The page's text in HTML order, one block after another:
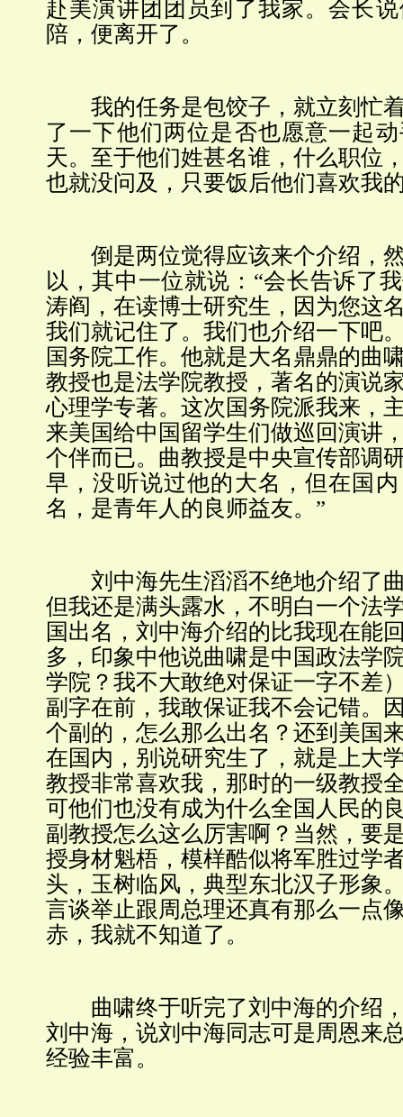
赴美演讲团团员到了我家。会长
陪，便离开了。
我的任务是包饺子，就立刻忙着
了一下他们两位是否也愿意一起
天。至于他们姓甚名谁，什么职位
也就没问及，只要饭后他们喜欢我
倒是两位觉得应该来个介绍，
以，其中一位就说：“会长告诉了
涛阎，在读博士研究生，因为您这
我们就记住了。我们也介绍一下吧
国务院工作。他就是大名鼎鼎的曲
教授也是法学院教授，著名的演说
心理学专著。这次国务院派我来，
来美国给中国留学生们做巡回演讲
个伴而已。曲教授是中央宣传部调
早，没听说过他的大名，但在国
名，是青年人的良师益友。”
刘中海先生滔滔不绝地介绍了曲
但我还是满头露水，不明白一个法
国出名，刘中海介绍的比我现在能
多，印象中他说曲啸是中国政法学
学院？我不大敢绝对保证一字不差
副字在前，我敢保证我不会记错。
个副的，怎么那么出名？还到美国
在国内，别说研究生了，就是上大
教授非常喜欢我，那时的一级教授
可他们也没有成为什么全国人民的
副教授怎么这么厉害啊？当然，要
授身材魁梧，模样酷似将军胜过学
头，玉树临风，典型东北汉子形象
言谈举止跟周总理还真有那么一点
赤，我就不知道了。
曲啸终于听完了刘中海的介绍，
刘中海，说刘中海同志可是周恩来
经验丰富。